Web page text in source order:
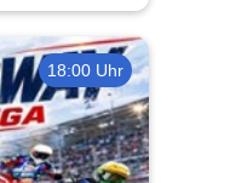
18:00 Uhr